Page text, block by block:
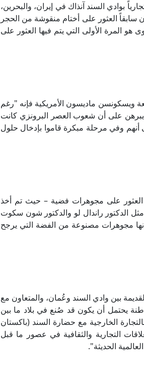
بوادي السند آنذاك في إيران، والبحرين،
سابقاً العثور على أختام منقوشة من الحجر
المرة الأولى التي يتم فيها العثور على
ويسكونسن ماديسون الأمريكية فإنه "رغم
يبرهن على أن شعوب العصر البرونزي كانت
أنهم وفي مرحلة مبكرة قاموا بإدخال حلول
هو العثور على مجوهرات فضية – حيث تم أخذ
مثل الدكتور راندال لو والدكتور شون سكوت
مجوهرات مصنوعة من الفضة التي يرجح
بين وادي السند وعُمان، والمتعاون مع
يحتمل أن يكون قد صُنع في بلاد ما بين
الخارجية مع حضارة السند (باكستان
التجارية والثقافية في عصور ما قبل
الحديثة".​